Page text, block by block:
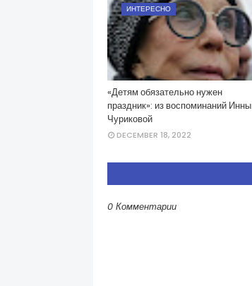
ИНТЕРЕСНО
«Детям обязательно нужен
праздник»: из воспоминаний Инны
Чуриковой
DECEMBER 18, 2022
0 Комментарии